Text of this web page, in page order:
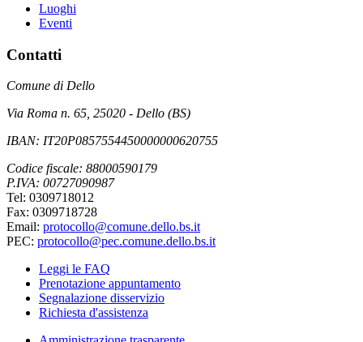
Luoghi
Eventi
Contatti
Comune di Dello
Via Roma n. 65, 25020 - Dello (BS)
IBAN: IT20P0857554450000000620755
Codice fiscale: 88000590179
P.IVA: 00727090987
Tel: 0309718012
Fax: 0309718728
Email: protocollo@comune.dello.bs.it
PEC: protocollo@pec.comune.dello.bs.it
Leggi le FAQ
Prenotazione appuntamento
Segnalazione disservizio
Richiesta d'assistenza